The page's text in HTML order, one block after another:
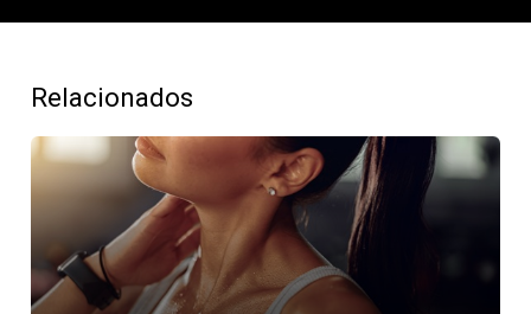
Relacionados